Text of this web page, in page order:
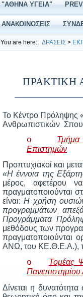
"ΑΘΗΝΑ ΥΓΕΙΑ"
ΑΝΑΚΟΙΝΩΣΕΙΣ
You are here: ΔΡΑΣΕΙΣ >
ΠΡΑΚΤΙΚΗ
Το Κέντρο Πρόληψης
Ανθρωπιστικών
o Τμήμα
Επιστημών
Προπτυχιακοί και
«Η έννοια της
μέρος, αφετέρου
πραγματοποιούνται
είναι:Η χρήση
προγραμμάτων
Προγράμματα
μεθόδους των
πραγματοποιούνται
ΑΝΩ, του ΚΕ.Θ.Ε.Α.),
o Τομέας
Δίνεται η